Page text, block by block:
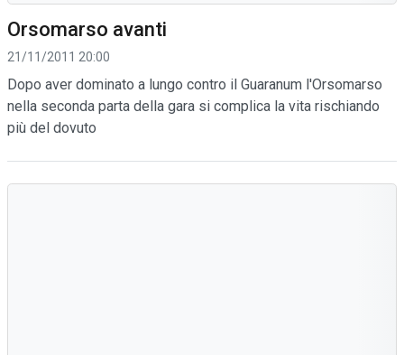
Orsomarso avanti
21/11/2011 20:00
Dopo aver dominato a lungo contro il Guaranum l'Orsomarso
nella seconda parta della gara si complica la vita rischiando
più del dovuto